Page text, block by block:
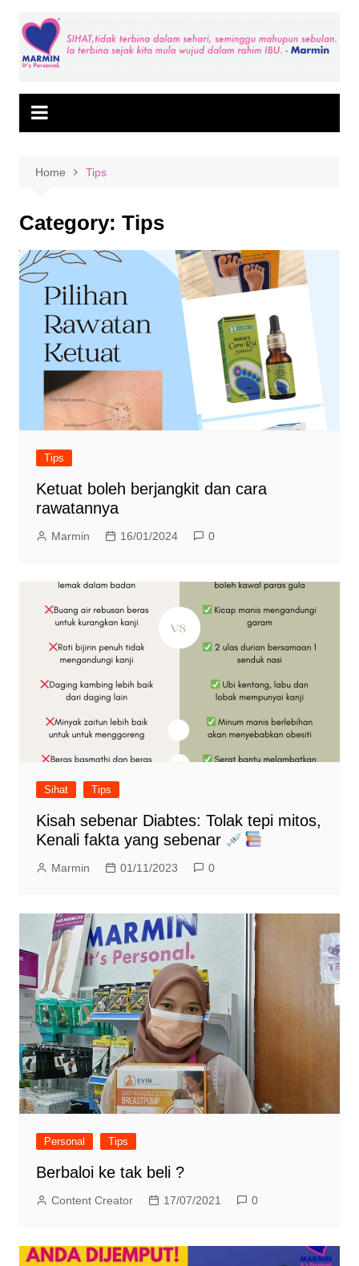
content
Home Tips
Category: Tips
Tips
Ketuat boleh berjangkit dan cara
rawatannya
Marmin 16/01/2024 0
Sihat Tips
Kisah sebenar Diabtes: Tolak tepi mitos,
Kenali fakta yang sebenar
Marmin 01/11/2023 0
Personal Tips
Berbaloi ke tak beli ?
Content Creator 17/07/2021 0